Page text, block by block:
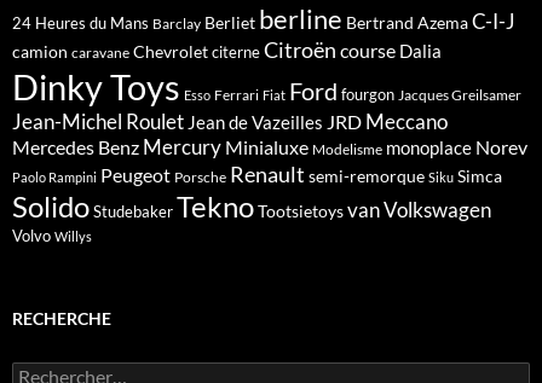
24 Heures du Mans Barclay Berliet berline Bertrand AzemaC-I-J
camion caravane ChevroletciterneCitroën course Dalia
Dinky Toys Esso Ferrari Fiat Ford fourgon Jacques Greilsamer
Jean-Michel Roulet Jean de Vazeilles JRD Meccano
Mercedes Benz Mercury Minialuxe Modelisme monoplace Norev
Paolo Rampini Peugeot Porsche Renault semi-remorque Siku Simca
SolidoStudebakerTeknoTootsietoysvanVolkswagen
Volvo Willys
RECHERCHE
Rechercher :